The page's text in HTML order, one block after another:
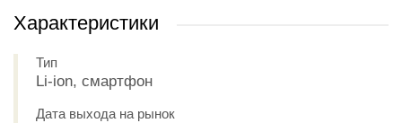
Характеристики
Тип
Li-ion, смартфон
Дата выхода на рынок